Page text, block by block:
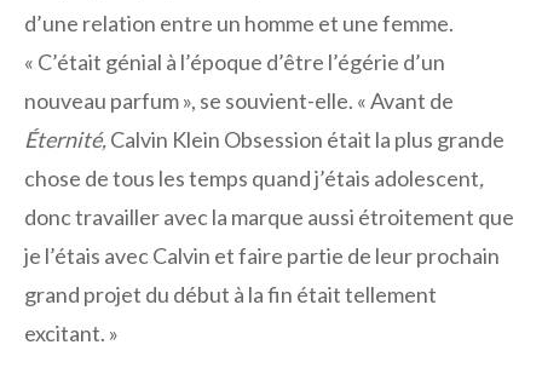
d’une relation entre un homme et une femme.
« C’était génial à l’époque d’être l’égérie d’un
nouveau parfum », se souvient-elle. « Avant de
Éternité,Calvin Klein Obsession était la plus grande
chose de tous les temps quand j’étais adolescent,
donc travailler avec la marque aussi étroitement que
je l’étais avec Calvin et faire partie de leur prochain
grand projet du début à la fin était tellement
excitant. »